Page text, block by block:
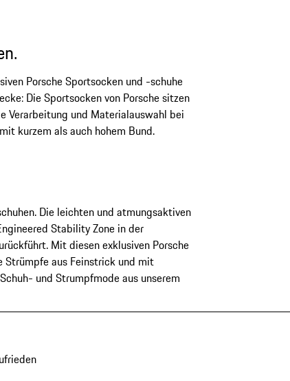
Porsche Sportsocken und -schuhe
Die Sportsocken von Porsche sitzen
Verarbeitung und Materialauswahl bei
kurzem als auch hohem Bund.
Die leichten und atmungsaktiven
Stability Zone in der
Mit diesen exklusiven Porsche
Strümpfe aus Feinstrick und mit
und Strumpfmode aus unserem